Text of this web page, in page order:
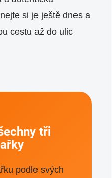
si je ještě dnes a
cestu až do ulic
tři
podle svých